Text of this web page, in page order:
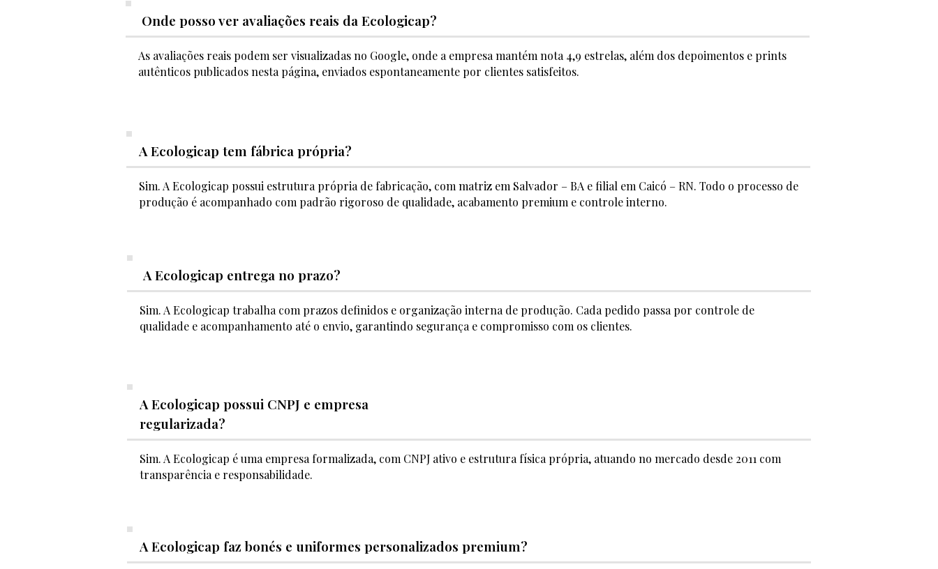
Onde posso ver avaliações reais da Ecologicap?
As avaliações reais podem ser visualizadas no Google, onde a empresa mantém nota 4,9 estrelas, além dos depoimentos e prints
autênticos publicados nesta página, enviados espontaneamente por clientes satisfeitos.
A Ecologicap tem fábrica própria?
Sim. A Ecologicap possui estrutura própria de fabricação, com matriz em Salvador – BA e filial em Caicó – RN. Todo o processo de
produção é acompanhado com padrão rigoroso de qualidade, acabamento premium e controle interno.
A Ecologicap entrega no prazo?
Sim. A Ecologicap trabalha com prazos definidos e organização interna de produção. Cada pedido passa por controle de
qualidade e acompanhamento até o envio, garantindo segurança e compromisso com os clientes.
A Ecologicap possui CNPJ e empresa
regularizada?
Sim. A Ecologicap é uma empresa formalizada, com CNPJ ativo e estrutura física própria, atuando no mercado desde 2011 com
transparência e responsabilidade.
​A Ecologicap faz bonés e uniformes personalizados premium?